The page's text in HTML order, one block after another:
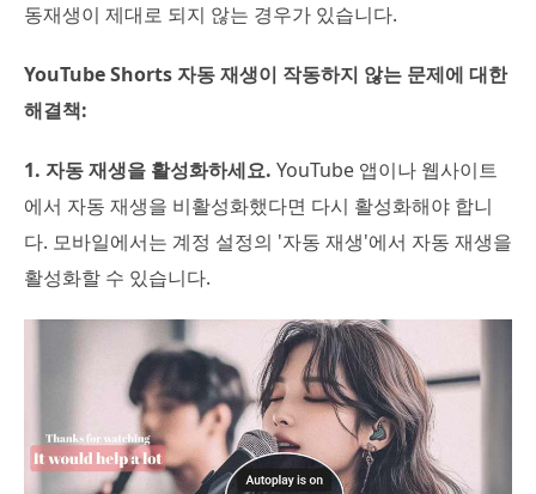
동재생이 제대로 되지 않는 경우가 있습니다.
YouTube Shorts 자동 재생이 작동하지 않는 문제에 대한
해결책:
1. 자동 재생을 활성화하세요. YouTube 앱이나 웹사이트
에서 자동 재생을 비활성화했다면 다시 활성화해야 합니
다. 모바일에서는 계정 설정의 '자동 재생'에서 자동 재생을
활성화할 수 있습니다.